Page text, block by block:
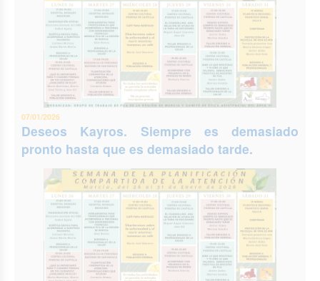
07/01/2026
Deseos Kayros. Siempre es demasiado
pronto hasta que es demasiado tarde.